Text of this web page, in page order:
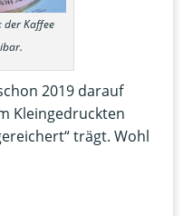
der Kaffee
2019 darauf
Kleingedruckten
trägt. Wohl